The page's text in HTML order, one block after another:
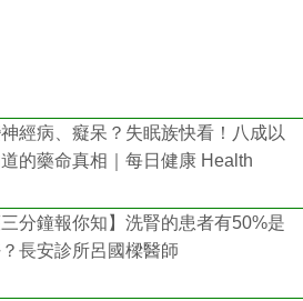
經病、癡呆？失眠族快看！八成以
道的藥命真相｜每日健康 Health
三分鐘報你知】洗腎的患者有50%是
長安診所呂國樑醫師